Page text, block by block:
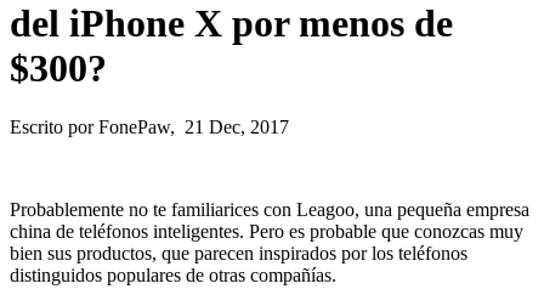
del iPhone X por menos de
$300?
Escrito por FonePaw, 21 Dec, 2017
Probablemente no te familiarices con Leagoo, una pequeña empresa
china de teléfonos inteligentes. Pero es probable que conozcas muy
bien sus productos, que parecen inspirados por los teléfonos
distinguidos populares de otras compañías.